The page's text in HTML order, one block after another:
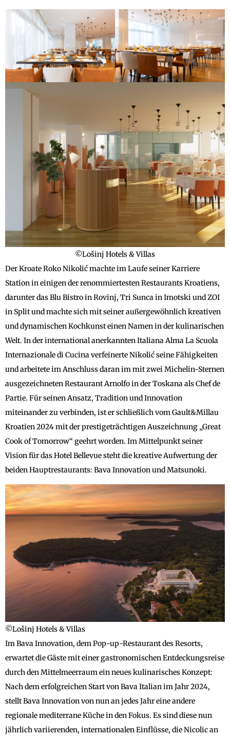
©Lošinj Hotels & Villas
Der Kroate Roko Nikolić machte im Laufe seiner Karriere
Station in einigen der renommiertesten Restaurants Kroatiens,
darunter das Blu Bistro in Rovinj, Tri Sunca in Imotski und ZOI
in Split und machte sich mit seiner außergewöhnlich kreativen
und dynamischen Kochkunst einen Namen in der kulinarischen
Welt. In der international anerkannten Italiana Alma La Scuola
Internazionale di Cucina verfeinerte Nikolić seine Fähigkeiten
und arbeitete im Anschluss daran im mit zwei Michelin-Sternen
ausgezeichneten Restaurant Arnolfo in der Toskana als Chef de
Partie. Für seinen Ansatz, Tradition und Innovation
miteinander zu verbinden, ist er schließlich vom Gault&Millau
Kroatien 2024 mit der prestigeträchtigen Auszeichnung „Great
Cook of Tomorrow“ geehrt worden. Im Mittelpunkt seiner
Vision für das Hotel Bellevue steht die kreative Aufwertung der
beiden Hauptrestaurants: Bava Innovation und Matsunoki.
©Lošinj Hotels & Villas
Im Bava Innovation, dem Pop-up-Restaurant des Resorts,
erwartet die Gäste mit einer gastronomischen Entdeckungsreise
durch den Mittelmeerraum ein neues kulinarisches Konzept:
Nach dem erfolgreichen Start von Bava Italian im Jahr 2024,
stellt Bava Innovation von nun an jedes Jahr eine andere
regionale mediterrane Küche in den Fokus. Es sind diese nun
jährlich variierenden, internationalen Einflüsse, die Nicolic an